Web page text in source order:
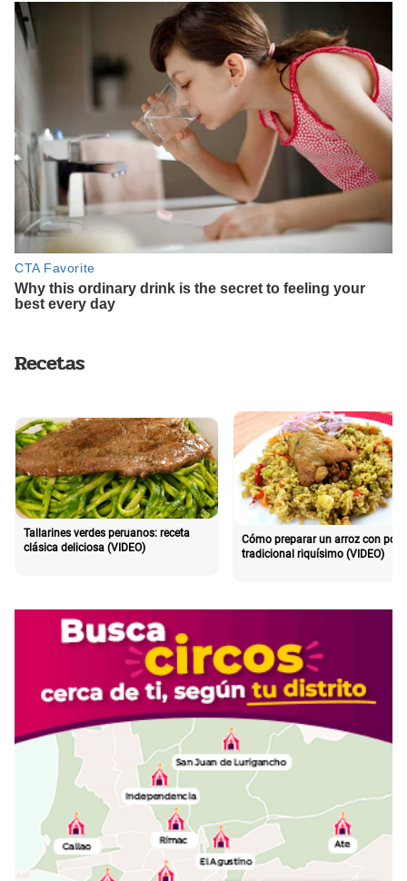
Recetas
Tallarines verdes peruanos: receta
clásica deliciosa (VIDEO)
Cómo preparar un arroz con pollo
tradicional riquísimo (VIDEO)